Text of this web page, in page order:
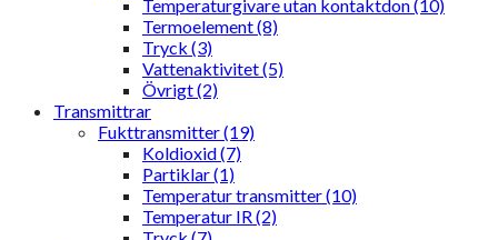
Temperaturgivare utan kontaktdon (10)
Termoelement (8)
Tryck (3)
Vattenaktivitet (5)
Övrigt (2)
Transmittrar
Fukttransmitter (19)
Koldioxid (7)
Partiklar (1)
Temperatur transmitter (10)
Temperatur IR (2)